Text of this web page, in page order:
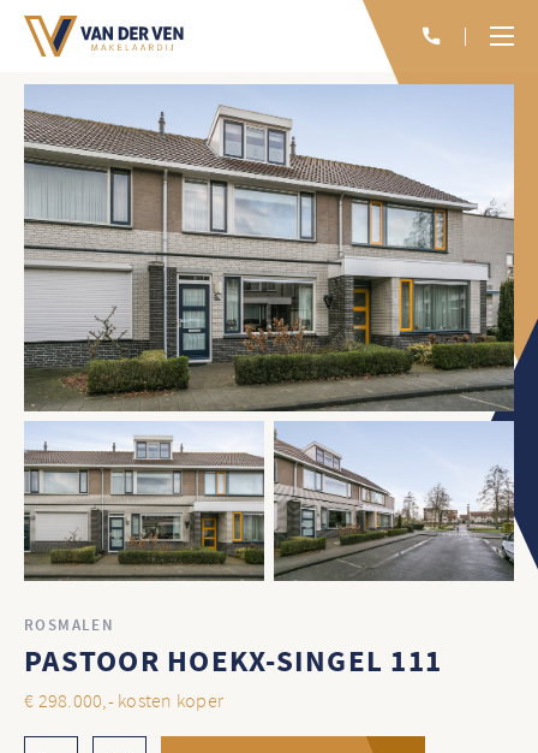
ROSMALEN
PASTOOR HOEKX-SINGEL 111
€ 298.000,- kosten koper